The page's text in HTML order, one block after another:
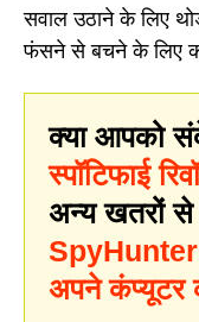
सवाल उठाने के लिए
फंसने से बचने के लिए
क्या आपको
स्पॉटिफाई
अन्य खतरों से
अपने कंप्यूटर